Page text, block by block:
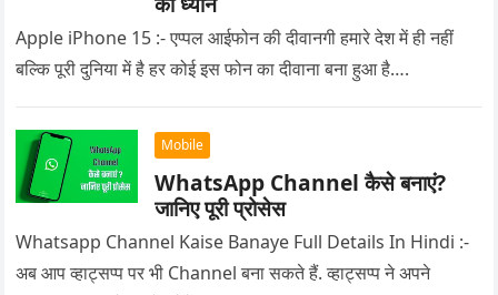
Apple iPhone 15 :- एप्पल आईफोन की दीवानगी हमारे देश में ही नहीं
बल्कि पूरी दुनिया में है हर कोई इस फोन का दीवाना बना हुआ है….
Mobile
WhatsApp Channel कैसे बनाएं?
जानिए पूरी प्रोसेस
Whatsapp Channel Kaise Banaye Full Details In Hindi :-
अब आप व्हाट्सप्प पर भी Channel बना सकते हैं. व्हाट्सप्प ने अपने